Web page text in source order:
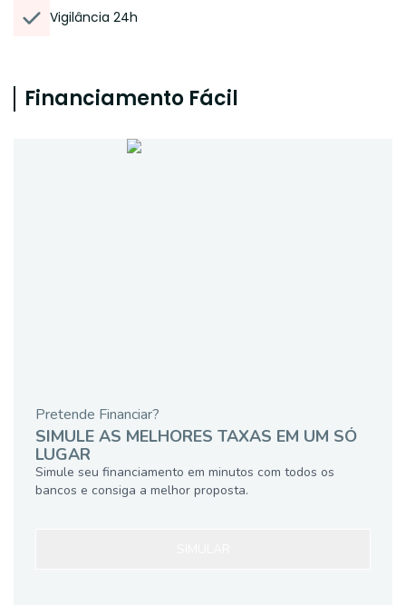
Vigilância 24h
Financiamento Fácil
Pretende Financiar?
SIMULE AS MELHORES TAXAS EM UM SÓ
LUGAR
Simule seu financiamento em minutos com todos os
bancos e consiga a melhor proposta.